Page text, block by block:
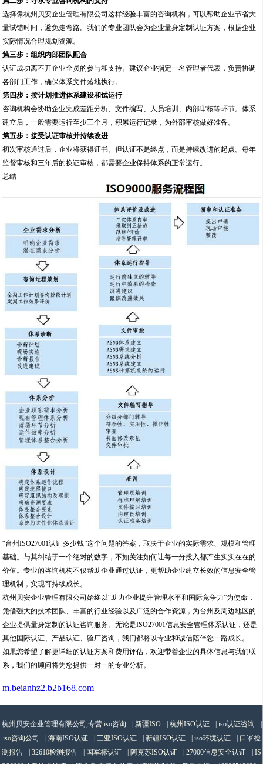
选择像杭州贝安企业管理有限公司这样经验丰富的咨询机构，可以帮助企业节省大
量试错时间，避免走弯路。我们的专业团队会为企业量身定制认证方案，根据企业
实际情况合理规划资源。
第三步：组织内部团队配合
认证成功离不开企业全员的参与和支持。建议企业指定一名管理者代表，负责协调
各部门工作，确保体系文件落地执行。
第四步：按计划推进体系建设和试运行
咨询机构会协助企业完成差距分析、文件编写、人员培训、内部审核等环节。体系
建立后，一般需要运行至少三个月，积累运行记录，为外部审核做好准备。
第五步：接受认证审核并持续改进
初次审核通过后，企业将获得证书。但认证不是终点，而是持续改进的起点。每年
监督审核和三年后的换证审核，都需要企业保持体系的正常运行。
总结
“台州ISO27001认证多少钱”这个问题的答案，取决于企业的实际需求、规模和管理
基础。与其纠结于一个绝对的数字，不如关注如何让每一分投入都产生实实在在的
价值。专业的咨询机构不仅帮助企业通过认证，更帮助企业建立长效的信息安全管
理机制，实现可持续成长。
杭州贝安企业管理有限公司始终以“助力企业提升管理水平和国际竞争力”为使命，
凭借强大的技术团队、丰富的行业经验以及广泛的合作资源，为台州及周边地区的
企业提供量身定制的认证咨询服务。无论是ISO27001信息安全管理体系认证，还是
其他国际认证、产品认证、验厂咨询，我们都将以专业和诚信陪伴您一路成长。
如果您希望了解更详细的认证方案和费用评估，欢迎带着企业的具体信息与我们联
系，我们的顾问将为您提供一对一的专业分析。
m.beianhz2.b2b168.com
杭州贝安企业管理有限公司,专营 iso咨询 | 新疆ISO | 杭州ISO认证 | iso认证咨询
|
iso咨询公司
| 海南ISO认证 | 三亚ISO认证 | 新疆ISO认证 | iso环境认证 | 口罩检
测报告
| 32610检测报告 | 国军标认证 | 阿克苏ISO认证 | 27000信息安全认证 | IS